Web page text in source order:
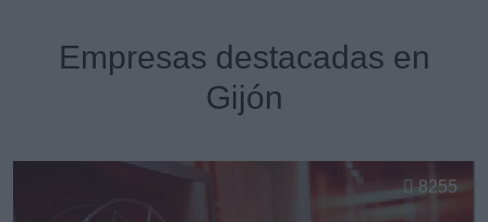
Empresas destacadas en
Gijón
8255